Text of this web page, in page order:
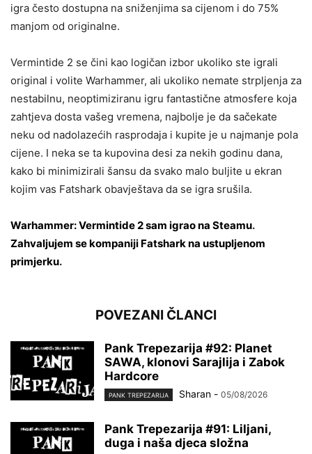
igra često dostupna na sniženjima sa cijenom i do 75%
manjom od originalne.
Vermintide 2 se čini kao logičan izbor ukoliko ste igrali
original i volite Warhammer, ali ukoliko nemate strpljenja za
nestabilnu, neoptimiziranu igru fantastične atmosfere koja
zahtjeva dosta vašeg vremena, najbolje je da sačekate
neku od nadolazećih rasprodaja i kupite je u najmanje pola
cijene. I neka se ta kupovina desi za nekih godinu dana,
kako bi minimizirali šansu da svako malo buljite u ekran
kojim vas Fatshark obavještava da se igra srušila.
Warhammer: Vermintide 2 sam igrao na Steamu.
Zahvaljujem se kompaniji Fatshark na ustupljenom
primjerku.
POVEZANI ČLANCI
Pank Trepezarija #92: Planet
SAWA, klonovi Sarajlija i Zabok
Hardcore
PANK TREPEZARIJA Sharan - 05/08/2026
Pank Trepezarija #91: Liljani,
duga i naša djeca složna